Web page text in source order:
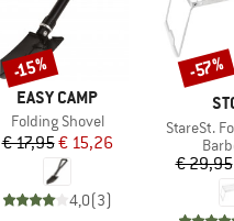
MERK
EASY CAMP
Artikel
Folding Shovel
Prijs
€ 17,95Verlaagde prijs
€ 15,26
4,0(3)
Korting
-15%
Artikel
StareSt.
€ 29,95
Korting
-57%